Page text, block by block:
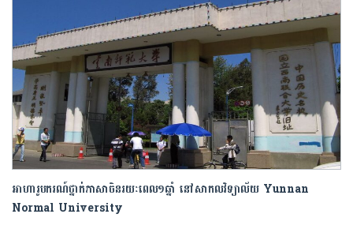
អាហារូបករណ៍ថ្នាក់ភាសាចិន​រយៈពេល​១ឆ្នាំ នៅសាកលវិទ្យាល័យ Yunnan
Normal University